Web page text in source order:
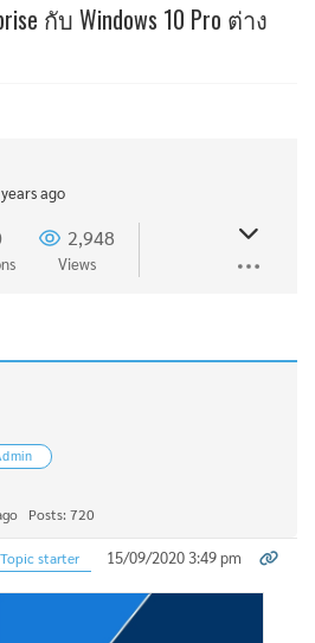
กับ Windows 10 Pro ต่าง
ago
2,948
Views
Posts: 720
Topic starter 15/09/2020 3:49 pm